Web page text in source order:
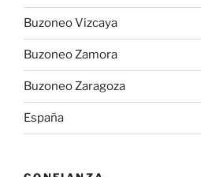
Buzoneo Vizcaya
Buzoneo Zamora
Buzoneo Zaragoza
España